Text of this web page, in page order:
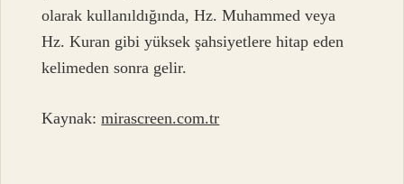
olarak kullanıldığında, Hz. Muhammed veya
Hz. Kuran gibi yüksek şahsiyetlere hitap eden
kelimeden sonra gelir.
Kaynak:mirascreen.com.tr